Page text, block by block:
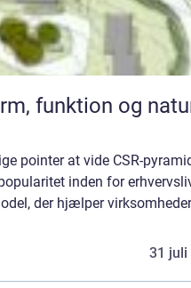
funktion og
pointer at vide CSR-
inden for
der hjælper
31 juli